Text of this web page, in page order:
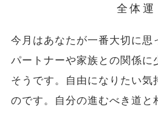
全体運
今月はあなたが一番大切に思
パートナーや家族との関係に
そうです。自由になりたい気
のです。自分の進むべき道と